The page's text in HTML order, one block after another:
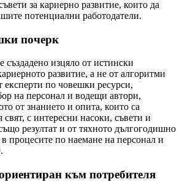
за кариерно развитие, които да
потенциални работодатели.
почерк
изцяло от истински
развитие, а не от алгоритми
по човешки ресурси,
на персонал и водещи автори,
от знанието и опита, които са
с интересни насоки, съвети и
резултат и от тяхното дългогодишно
в процесите по наемане на персонал и
към потребителя